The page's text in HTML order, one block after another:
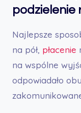
podzielenie
Najlepsze
na pół, płacenie
na wspólne
odpowiadało